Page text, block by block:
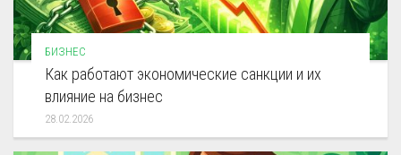
БИЗНЕС
Как работают экономические санкции и их
влияние на бизнес
28.02.2026